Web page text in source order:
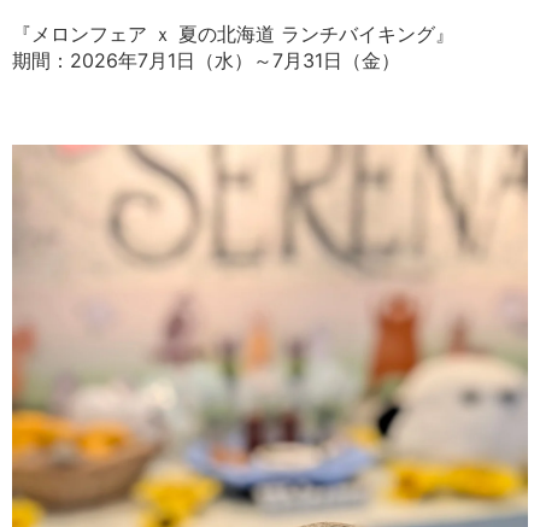
『メロンフェア ｘ 夏の北海道 ランチバイキング』
期間：2026年7月1日（水）～7月31日（金）